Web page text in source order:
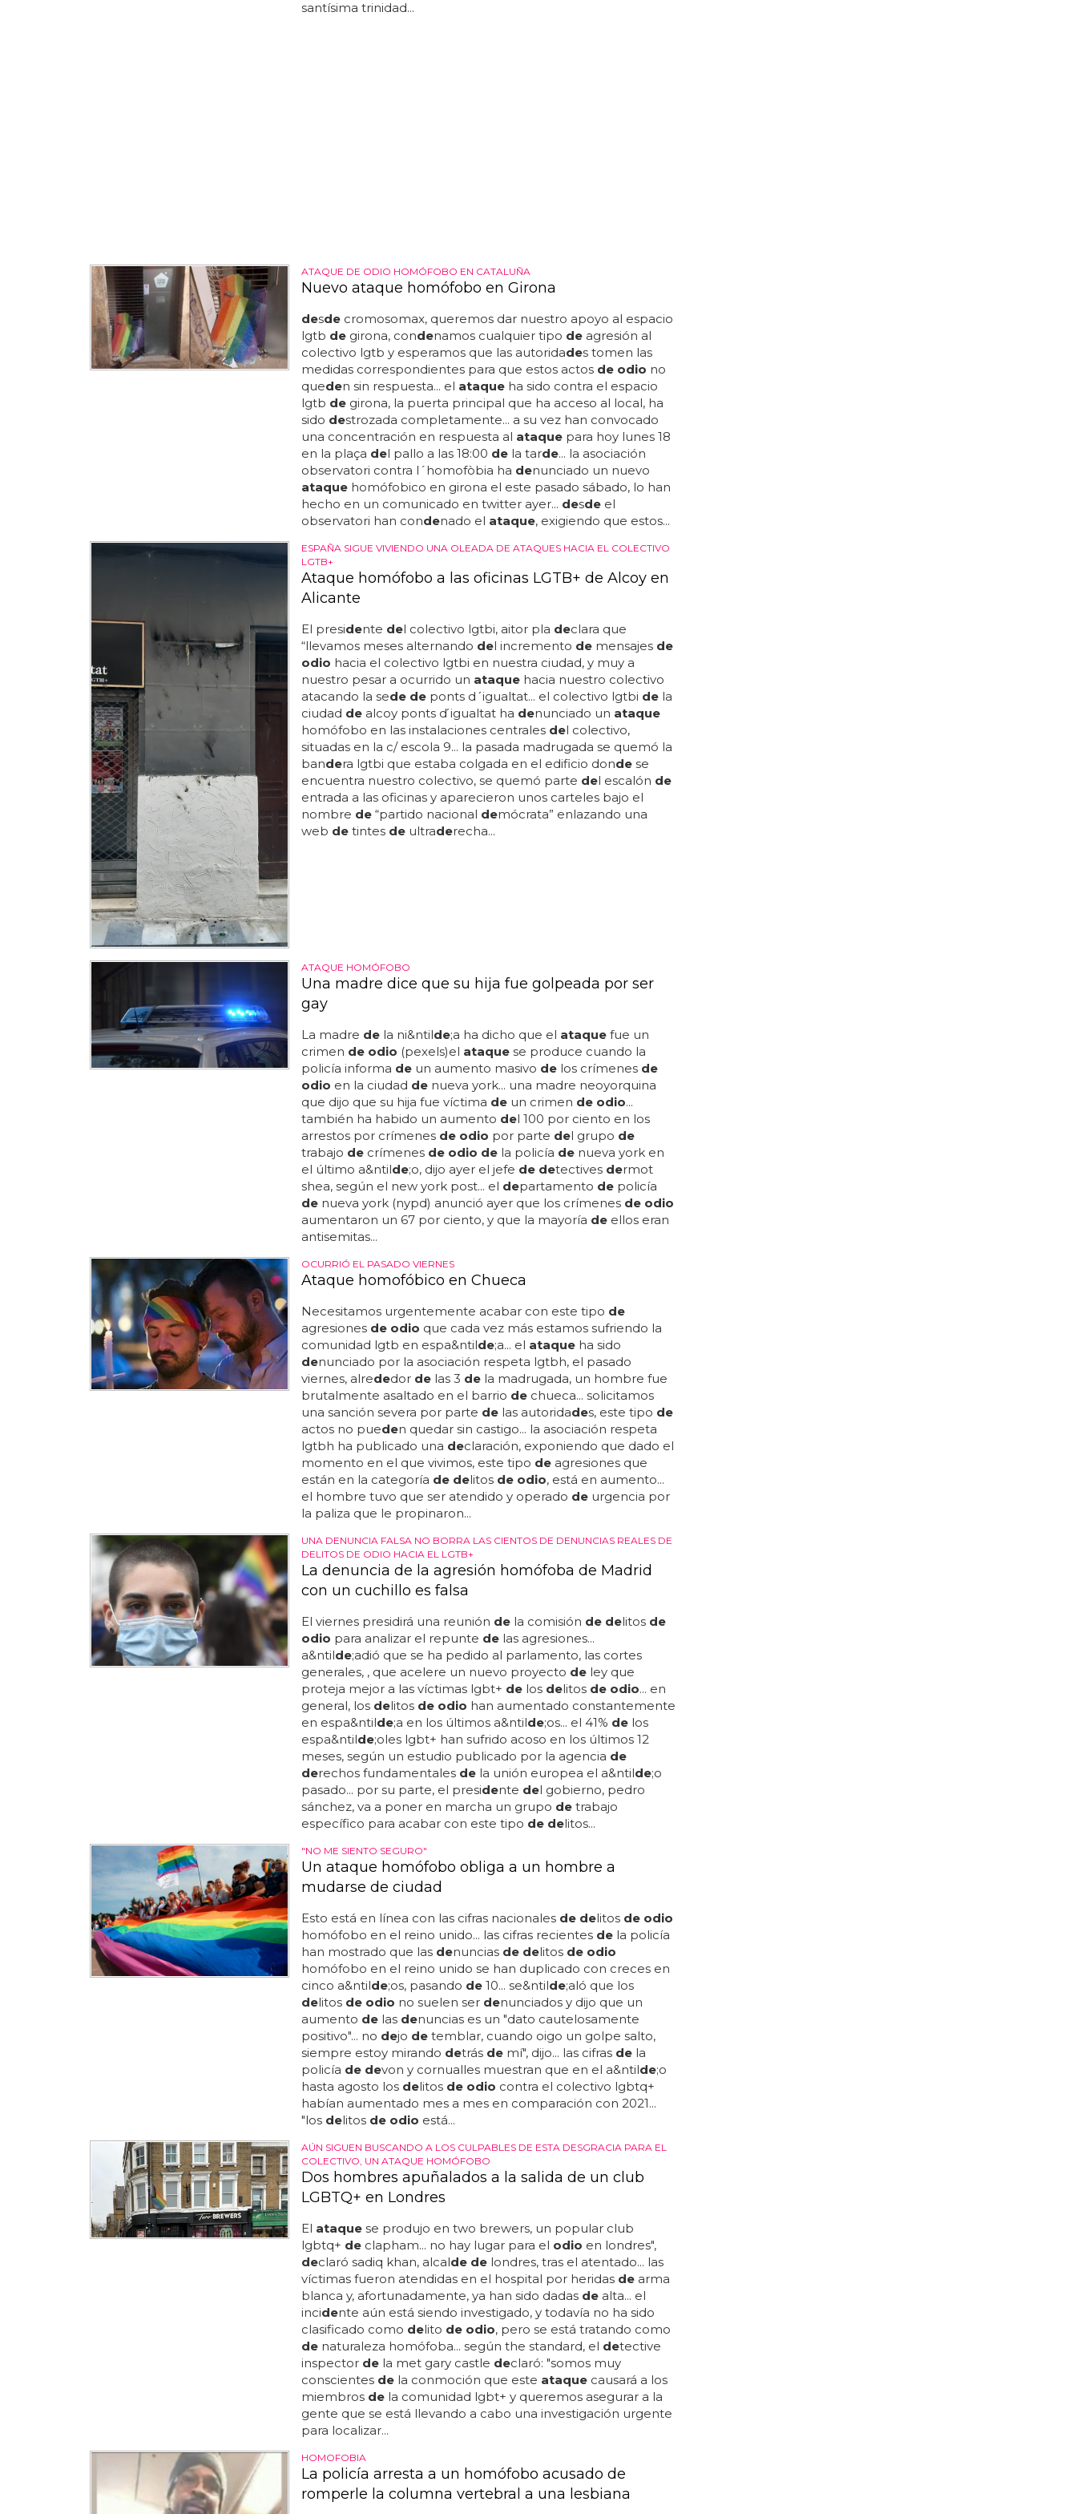
santísima trinidad...
ATAQUE DE ODIO HOMÓFOBO EN CATALUÑA
Nuevo ataque homófobo en Girona
desdecromosomax, queremos dar nuestro apoyo al espacio
lgtb degirona, condenamos cualquier tipo deagresión al
colectivo lgtb y esperamos que las autoridades tomen las
medidas correspondientes para que estos actos de odio no
queden sin respuesta... el ataqueha sido contra el espacio
lgtb degirona, la puerta principal que ha acceso al local, ha
sido destrozada completamente... a su vez han convocado
una concentración en respuesta al ataquepara hoy lunes 18
en la plaça del pallo a las 18:00 dela tarde... la asociación
observatori contra l´homofòbia ha denunciado un nuevo
ataquehomófobico en girona el este pasado sábado, lo han
hecho en un comunicado en twitter ayer... desdeel
observatori han condenado el ataque, exigiendo que estos...
ESPAÑA SIGUE VIVIENDO UNA OLEADA DE ATAQUES HACIA EL COLECTIVO
LGTB+
Ataque homófobo a las oficinas LGTB+ de Alcoy en
Alicante
El presidente del colectivo lgtbi, aitor pla declara que
“llevamos meses alternando del incremento demensajes de
odio hacia el colectivo lgtbi en nuestra ciudad, y muy a
nuestro pesar a ocurrido un ataquehacia nuestro colectivo
atacando la sede deponts d ́igualtat... el colectivo lgtbi dela
ciudad dealcoy ponts d ́igualtat ha denunciado un ataque
homófobo en las instalaciones centrales del colectivo,
situadas en la c/ escola 9... la pasada madrugada se quemó la
bandera lgtbi que estaba colgada en el edificio dondese
encuentra nuestro colectivo, se quemó parte del escalón de
entrada a las oficinas y aparecieron unos carteles bajo el
nombre de“partido nacional demócrata” enlazando una
web detintes deultraderecha...
ATAQUE HOMÓFOBO
Una madre dice que su hija fue golpeada por ser
gay
La madre dela ni&ntilde;a ha dicho que el ataquefue un
crimen de odio (pexels)el ataquese produce cuando la
policía informa deun aumento masivo delos crímenes de
odio en la ciudad denueva york... una madre neoyorquina
que dijo que su hija fue víctima deun crimen de odio...
también ha habido un aumento del 100 por ciento en los
arrestos por crímenes de odio por parte del grupo de
trabajo decrímenes de odio dela policía denueva york en
el último a&ntilde;o, dijo ayer el jefe de detectives dermot
shea, según el new york post... el departamento depolicía
denueva york (nypd) anunció ayer que los crímenes de odio
aumentaron un 67 por ciento, y que la mayoría deellos eran
antisemitas...
OCURRIÓ EL PASADO VIERNES
Ataque homofóbico en Chueca
Necesitamos urgentemente acabar con este tipo de
agresiones de odio que cada vez más estamos sufriendo la
comunidad lgtb en espa&ntilde;a... el ataqueha sido
denunciado por la asociación respeta lgtbh, el pasado
viernes, alrededor delas 3 dela madrugada, un hombre fue
brutalmente asaltado en el barrio dechueca... solicitamos
una sanción severa por parte delas autoridades, este tipo de
actos no pueden quedar sin castigo... la asociación respeta
lgtbh ha publicado una declaración, exponiendo que dado el
momento en el que vivimos, este tipo deagresiones que
están en la categoría de delitos de odio, está en aumento...
el hombre tuvo que ser atendido y operado deurgencia por
la paliza que le propinaron...
UNA DENUNCIA FALSA NO BORRA LAS CIENTOS DE DENUNCIAS REALES DE
DELITOS DE ODIO HACIA EL LGTB+
La denuncia de la agresión homófoba de Madrid
con un cuchillo es falsa
El viernes presidirá una reunión dela comisión de delitos de
odio para analizar el repunte delas agresiones...
a&ntilde;adió que se ha pedido al parlamento, las cortes
generales, , que acelere un nuevo proyecto deley que
proteja mejor a las víctimas lgbt+ delos delitos de odio... en
general, los delitos de odio han aumentado constantemente
en espa&ntilde;a en los últimos a&ntilde;os... el 41% delos
espa&ntilde;oles lgbt+ han sufrido acoso en los últimos 12
meses, según un estudio publicado por la agencia de
derechos fundamentales dela unión europea el a&ntilde;o
pasado... por su parte, el presidente del gobierno, pedro
sánchez, va a poner en marcha un grupo detrabajo
específico para acabar con este tipo de delitos...
"NO ME SIENTO SEGURO"
Un ataque homófobo obliga a un hombre a
mudarse de ciudad
Esto está en línea con las cifras nacionales de delitos de odio
homófobo en el reino unido... las cifras recientes dela policía
han mostrado que las denuncias de delitos de odio
homófobo en el reino unido se han duplicado con creces en
cinco a&ntilde;os, pasando de10... se&ntilde;aló que los
delitos de odio no suelen ser denunciados y dijo que un
aumento delas denuncias es un "dato cautelosamente
positivo"... no dejo detemblar, cuando oigo un golpe salto,
siempre estoy mirando detrás demí", dijo... las cifras dela
policía de devon y cornualles muestran que en el a&ntilde;o
hasta agosto los delitos de odio contra el colectivo lgbtq+
habían aumentado mes a mes en comparación con 2021...
"los delitos de odio está...
AÚN SIGUEN BUSCANDO A LOS CULPABLES DE ESTA DESGRACIA PARA EL
COLECTIVO, UN ATAQUE HOMÓFOBO
Dos hombres apuñalados a la salida de un club
LGBTQ+ en Londres
El ataquese produjo en two brewers, un popular club
lgbtq+ declapham... no hay lugar para el odio en londres",
declaró sadiq khan, alcalde delondres, tras el atentado... las
víctimas fueron atendidas en el hospital por heridas dearma
blanca y, afortunadamente, ya han sido dadas dealta... el
incidente aún está siendo investigado, y todavía no ha sido
clasificado como delito de odio, pero se está tratando como
denaturaleza homófoba... según the standard, el detective
inspector dela met gary castle declaró: "somos muy
conscientes dela conmoción que este ataquecausará a los
miembros dela comunidad lgbt+ y queremos asegurar a la
gente que se está llevando a cabo una investigación urgente
para localizar...
HOMOFOBIA
La policía arresta a un homófobo acusado de
romperle la columna vertebral a una lesbiana